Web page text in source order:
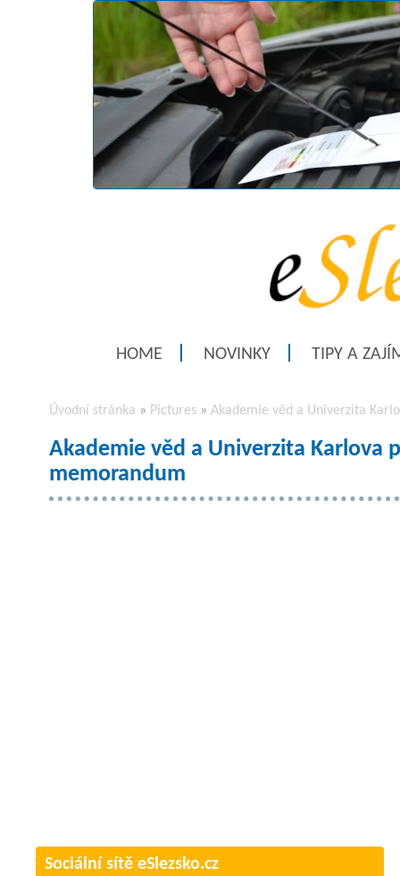
HOME NOVINKY TIPY A
Úvodní stránka » Pictures » Akademie věd a Univerzita
Akademie věd a Univerzita Karlova
memorandum
Sociální sítě eSlezsko.cz